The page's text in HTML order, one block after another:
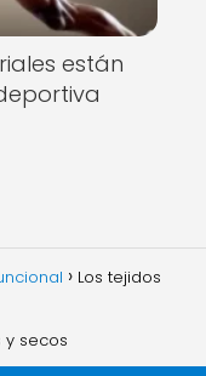
están
Los tejidos
secos